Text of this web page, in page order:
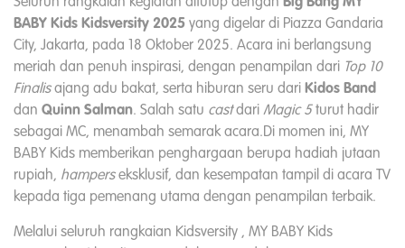
Seluruh rangkaian kegiatan ditutup dengan Big Bang MY
BABY Kids Kidsversity 2025 yang digelar di Piazza Gandaria
City, Jakarta, pada 18 Oktober 2025. Acara ini berlangsung
meriah dan penuh inspirasi, dengan penampilan dari Top 10
Finalisajang adu bakat, serta hiburan seru dari Kidos Band
dan Quinn Salman. Salah satu castdari Magic 5 turut hadir
sebagai MC, menambah semarak acara.Di momen ini, MY
BABY Kids memberikan penghargaan berupa hadiah jutaan
rupiah, hamperseksklusif, dan kesempatan tampil di acara TV
kepada tiga pemenang utama dengan penampilan terbaik.
Melalui seluruh rangkaian Kidsversity , MY BABY Kids